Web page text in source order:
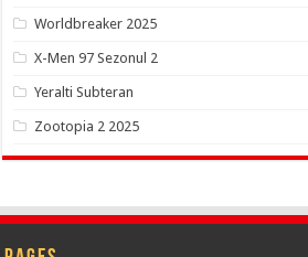
Worldbreaker 2025
X-Men 97 Sezonul 2
Yeralti Subteran
Zootopia 2 2025